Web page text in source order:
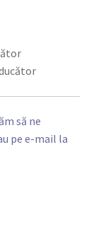
să ne
pe e-mail la